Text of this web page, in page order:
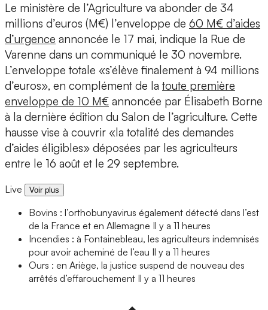
Le ministère de l’Agriculture va abonder de 34
millions d’euros (M€) l’enveloppe de 60 M€ d’aides
d’urgence annoncée le 17 mai, indique la Rue de
Varenne dans un communiqué le 30 novembre.
L’enveloppe totale «s’élève finalement à 94 millions
d’euros», en complément de la toute première
enveloppe de 10 M€ annoncée par Élisabeth Borne
à la dernière édition du Salon de l’agriculture. Cette
hausse vise à couvrir «la totalité des demandes
d’aides éligibles» déposées par les agriculteurs
entre le 16 août et le 29 septembre.
Live Voir plus
Bovins : l’orthobunyavirus également détecté dans l’est
de la France et en Allemagne Il y a 11 heures
Incendies : à Fontainebleau, les agriculteurs indemnisés
pour avoir acheminé de l’eau Il y a 11 heures
Ours : en Ariège, la justice suspend de nouveau des
arrêtés d’effarouchement Il y a 11 heures